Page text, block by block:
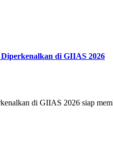
di GIIAS 2026
di GIIAS 2026 siap